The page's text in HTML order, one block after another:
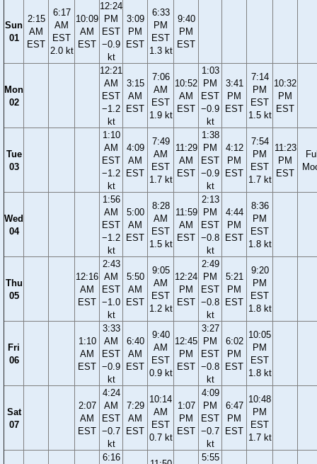
Sun
01
2:15
AM
EST
6:17
AM
EST
2.0 kt
10:09
AM
EST
12:24
PM
EST
−0.9
kt
3:09
PM
EST
6:33
PM
EST
1.3 kt
9:40
PM
EST
Mon
02
12:21
AM
EST
−1.2
kt
3:15
AM
EST
7:06
AM
EST
1.9 kt
10:52
AM
EST
1:03
PM
EST
−0.9
kt
3:41
PM
EST
7:14
PM
EST
1.5 kt
10:32
PM
EST
Tue
03
1:10
AM
EST
−1.2
kt
4:09
AM
EST
7:49
AM
EST
1.7 kt
11:29
AM
EST
1:38
PM
EST
−0.9
kt
4:12
PM
EST
7:54
PM
EST
1.7 kt
11:23
PM
EST
Wed
04
1:56
AM
EST
−1.2
kt
5:00
AM
EST
8:28
AM
EST
1.5 kt
11:59
AM
EST
2:13
PM
EST
−0.8
kt
4:44
PM
EST
8:36
PM
EST
1.8 kt
Thu
05
12:16
AM
EST
2:43
AM
EST
−1.0
kt
5:50
AM
EST
9:05
AM
EST
1.2 kt
12:24
PM
EST
2:49
PM
EST
−0.8
kt
5:21
PM
EST
9:20
PM
EST
1.8 kt
Fri
06
1:10
AM
EST
3:33
AM
EST
−0.9
kt
6:40
AM
EST
9:40
AM
EST
0.9 kt
12:45
PM
EST
3:27
PM
EST
−0.8
kt
6:02
PM
EST
10:05
PM
EST
1.8 kt
Sat
07
2:07
AM
EST
4:24
AM
EST
−0.7
kt
7:29
AM
EST
10:14
AM
EST
0.7 kt
1:07
PM
EST
4:09
PM
EST
−0.7
kt
6:47
PM
EST
10:48
PM
EST
1.7 kt
6:16
5:55